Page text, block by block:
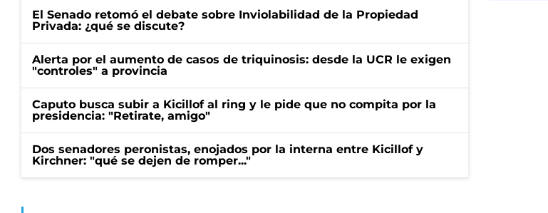
El Senado retomó el debate sobre Inviolabilidad de la Propiedad
Privada: ¿qué se discute?
Alerta por el aumento de casos de triquinosis: desde la UCR le exigen
"controles" a provincia
Caputo busca subir a Kicillof al ring y le pide que no compita por la
presidencia: "Retirate, amigo"
Dos senadores peronistas, enojados por la interna entre Kicillof y
Kirchner: "qué se dejen de romper..."